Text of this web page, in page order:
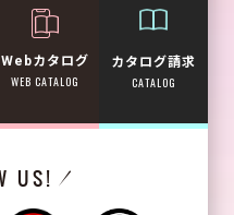
Webカタログ
WEB CATALOG
カタログ請求
CATALOG